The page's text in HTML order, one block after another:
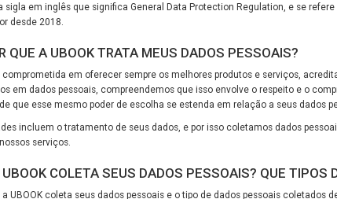
a sigla em inglês que significa General Data Protection Regulation, e se
desde 2018.
QUE A UBOOK TRATA MEUS DADOS PESSOAIS?
comprometida em oferecer sempre os melhores produtos e serviços,
em dados pessoais, compreendemos que isso envolve o respeito e o
que esse mesmo poder de escolha se estenda em relação a seus dados
incluem o tratamento de seus dados, e por isso coletamos dados
serviços.
COLETA SEUS DADOS PESSOAIS? QUE TIPOS
UBOOK coleta seus dados pessoais e o tipo de dados pessoais coletados